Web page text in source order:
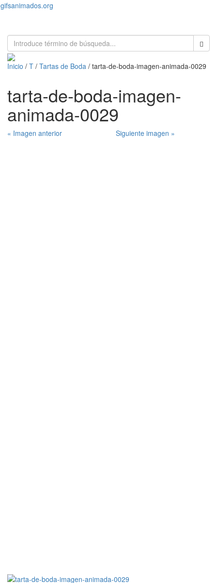
gifsanimados.org
Inicio / T / Tartas de Boda / tarta-de-boda-imagen-animada-0029
tarta-de-boda-imagen-
animada-0029
« Imagen anterior Siguiente imagen »